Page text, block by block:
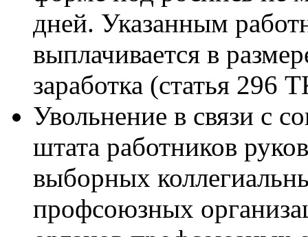
дней. Указанным
выплачивается в
заработка (статья 296
Увольнение в связи с
штата работников
выборных
профсоюзных